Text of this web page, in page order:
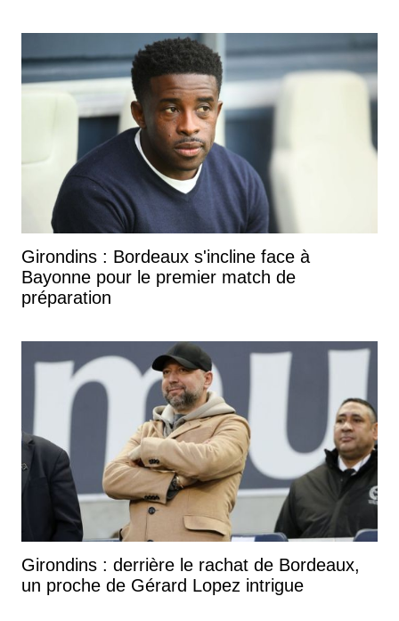
Girondins : Bordeaux s'incline face à
Bayonne pour le premier match de
préparation
Girondins : derrière le rachat de Bordeaux,
un proche de Gérard Lopez intrigue